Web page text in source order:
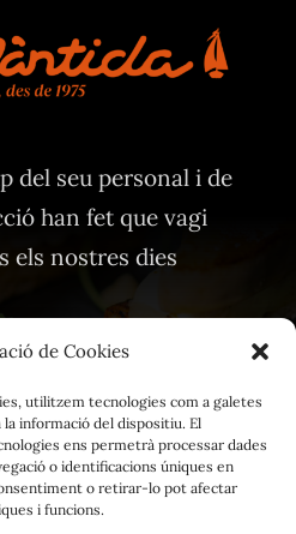
de Cookies
utilitzem tecnologies com a galetes
informació del dispositiu. El
ens permetrà processar dades
o identificacions úniques en
o retirar-lo pot afectar
i funcions.
del seu personal i de
han fet que vagi
els nostres dies
Legal
de privacitat
de cookies